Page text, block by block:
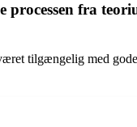
fra
tilgængelig med